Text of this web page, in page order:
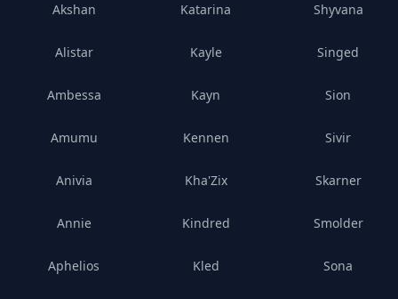
Akshan
Alistar
Ambessa
Amumu
Anivia
Annie
Aphelios
Katarina
Kayle
Kayn
Kennen
Kha'Zix
Kindred
Kled
Shyvana
Singed
Sion
Sivir
Skarner
Smolder
Sona